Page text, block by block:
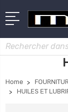
Rechercher
Home
HUILES ET